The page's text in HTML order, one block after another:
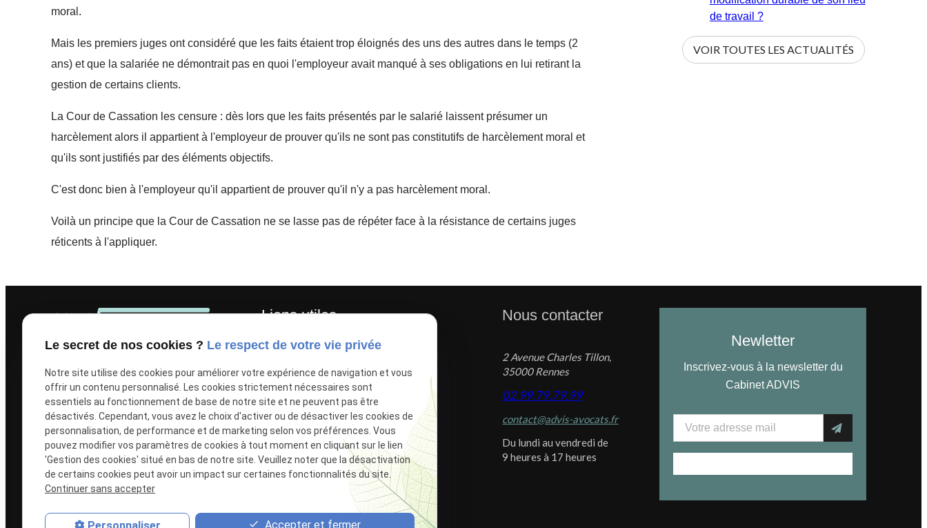
moral.
Mais les premiers juges ont considéré que les faits étaient trop éloignés des uns des autres dans le temps (2
ans) et que la salariée ne démontrait pas en quoi l'employeur avait manqué à ses obligations en lui retirant la
gestion de certains clients.
La Cour de Cassation les censure : dès lors que les faits présentés par le salarié laissent présumer un
harcèlement alors il appartient à l'employeur de prouver qu'ils ne sont pas constitutifs de harcèlement moral et
qu'ils sont justifiés par des éléments objectifs.
C'est donc bien à l'employeur qu'il appartient de prouver qu'il n'y a pas harcèlement moral.
Voilà un principe que la Cour de Cassation ne se lasse pas de répéter face à la résistance de certains juges
réticents à l'appliquer.
de travail ?
VOIR TOUTES LES ACTUALITÉS
Plus de vingt ans d'expérience en
droit du travail lui permettent de
vous conseiller avec efficacité,
clairvoyance et pragmatisme.
Elle vous représente devant toutes
les juridictions connaissant des
Liens utiles
Politique de confidentialité
Plan du site
Gestion des cookies
Nous contacter
2 Avenue Charles Tillon,
35000 Rennes
02.99.79.79.99
contact@advis-avocats.fr
Du lundi au vendredi de
9 heures à 17 heures
Newletter
Inscrivez-vous à la newsletter du
Cabinet ADVIS
Le secret de nos cookies ? Le respect de votre vie privée
Notre site utilise des cookies pour améliorer votre expérience de navigation et vous
offrir un contenu personnalisé. Les cookies strictement nécessaires sont
essentiels au fonctionnement de base de notre site et ne peuvent pas être
désactivés. Cependant, vous avez le choix d'activer ou de désactiver les cookies de
personnalisation, de performance et de marketing selon vos préférences. Vous
pouvez modifier vos paramètres de cookies à tout moment en cliquant sur le lien
'Gestion des cookies' situé en bas de notre site. Veuillez noter que la désactivation
de certains cookies peut avoir un impact sur certaines fonctionnalités du site.
Continuer sans accepter
Personnaliser Accepter et fermer